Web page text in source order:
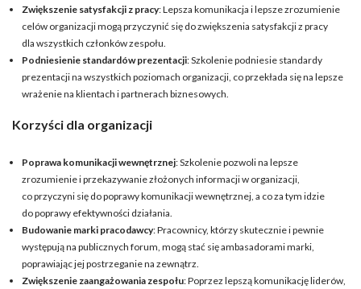
Zwiększenie satysfakcji z pracy: Lepsza komunikacja i lepsze zrozumienie
celów organizacji mogą przyczynić się do zwiększenia satysfakcji z pracy
dla wszystkich członków zespołu.
Podniesienie standardów prezentacji: Szkolenie podniesie standardy
prezentacji na wszystkich poziomach organizacji, co przekłada się na lepsze
wrażenie na klientach i partnerach biznesowych.
Korzyści dla organizacji
Poprawa komunikacji wewnętrznej: Szkolenie pozwoli na lepsze
zrozumienie i przekazywanie złożonych informacji w organizacji,
co przyczyni się do poprawy komunikacji wewnętrznej, a co za tym idzie
do poprawy efektywności działania.
Budowanie marki pracodawcy: Pracownicy, którzy skutecznie i pewnie
występują na publicznych forum, mogą stać się ambasadorami marki,
poprawiając jej postrzeganie na zewnątrz.
Zwiększenie zaangażowania zespołu: Poprzez lepszą komunikację liderów,